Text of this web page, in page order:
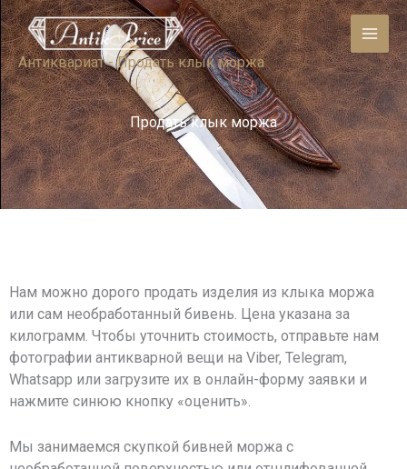
Skip
to
content
Антиквариат-Продать клык моржа
Продать клык моржа
Нам можно дорого продать изделия из клыка моржа
или сам необработанный бивень. Цена указана за
килограмм. Чтобы уточнить стоимость, отправьте нам
фотографии антикварной вещи на Viber, Telegram,
Whatsapp или загрузите их в онлайн-форму заявки и
нажмите синюю кнопку «оценить».
Мы занимаемся скупкой бивней моржа с